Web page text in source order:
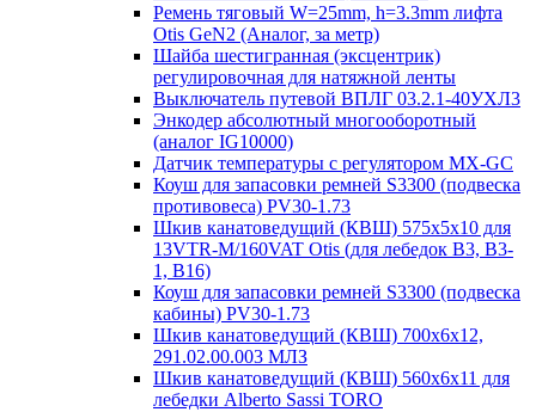
Ремень тяговый W=25mm, h=3.3mm лифта
Otis GeN2 (Аналог, за метр)
Шайба шестигранная (эксцентрик)
регулировочная для натяжной ленты
Выключатель путевой ВПЛГ 03.2.1-40УХЛ3
Энкодер абсолютный многооборотный
(аналог IG10000)
Датчик температуры с регулятором MX-GC
Коуш для запасовки ремней S3300 (подвеска
противовеса) PV30-1.73
Шкив канатоведущий (КВШ) 575х5х10 для
13VTR-M/160VAT Otis (для лебедок B3, B3-
1, B16)
Коуш для запасовки ремней S3300 (подвеска
кабины) PV30-1.73
Шкив канатоведущий (КВШ) 700х6х12,
291.02.00.003 МЛЗ
Шкив канатоведущий (КВШ) 560х6х11 для
лебедки Alberto Sassi TORO